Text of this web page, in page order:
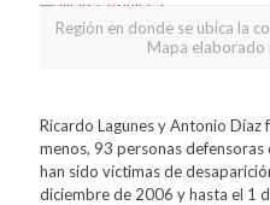
Región en donde se ubica la
Mapa elaborado
Ricardo Lagunes y Antonio
menos, 93 personas
han sido víctimas de
diciembre de 2006 y hasta el 1